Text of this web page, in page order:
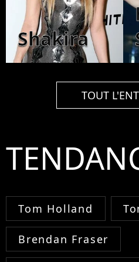
Shakira
TOUT
Tom Holland
Brendan Fraser